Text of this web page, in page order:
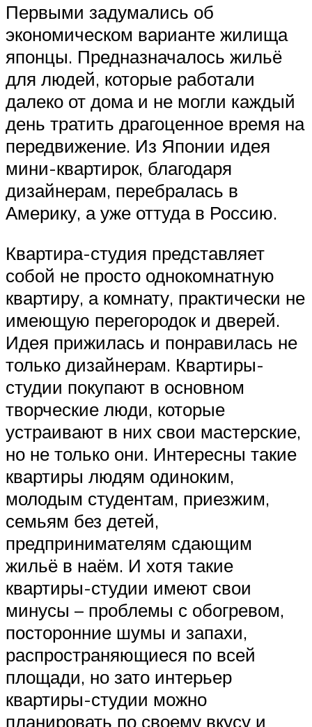
Первыми задумались об
экономическом варианте жилища
японцы. Предназначалось жильё
для людей, которые работали
далеко от дома и не могли каждый
день тратить драгоценное время на
передвижение. Из Японии идея
мини-квартирок, благодаря
дизайнерам, перебралась в
Америку, а уже оттуда в Россию.
Квартира-студия представляет
собой не просто однокомнатную
квартиру, а комнату, практически не
имеющую перегородок и дверей.
Идея прижилась и понравилась не
только дизайнерам. Квартиры-
студии покупают в основном
творческие люди, которые
устраивают в них свои мастерские,
но не только они. Интересны такие
квартиры людям одиноким,
молодым студентам, приезжим,
семьям без детей,
предпринимателям сдающим
жильё в наём. И хотя такие
квартиры-студии имеют свои
минусы – проблемы с обогревом,
посторонние шумы и запахи,
распространяющиеся по всей
площади, но зато интерьер
квартиры-студии можно
планировать по своему вкусу и